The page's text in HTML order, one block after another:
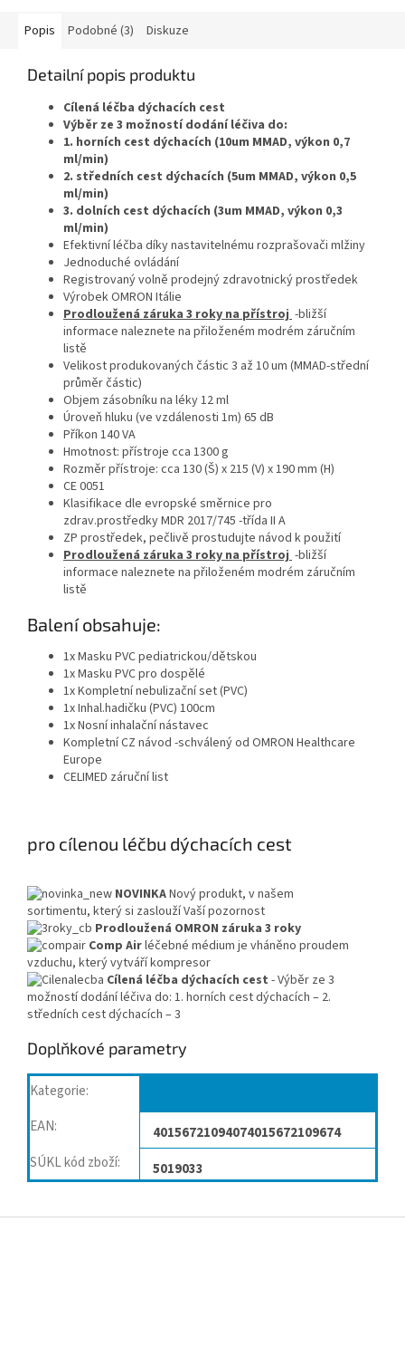
Popis Podobné (3) Diskuze
Detailní popis produktu
Cílená léčba dýchacích cest
Výběr ze 3 možností dodání léčiva do:
1. horních cest dýchacích (10um MMAD, výkon 0,7
ml/min)
2. středních cest dýchacích (5um MMAD, výkon 0,5
ml/min)
3. dolních cest dýchacích (3um MMAD, výkon 0,3
ml/min)
Efektivní léčba díky nastavitelnému rozprašovači mlžiny
Jednoduché ovládání
Registrovaný volně prodejný zdravotnický prostředek
Výrobek OMRON Itálie
Prodloužená záruka 3 roky na přístroj-bližší
informace naleznete na přiloženém modrém záručním
listě
Velikost produkovaných částic 3 až 10 um (MMAD-střední
průměr částic)
Objem zásobníku na léky 12 ml
Úroveň hluku (ve vzdálenosti 1m) 65 dB
Příkon 140 VA
Hmotnost: přístroje cca 1300 g
Rozměr přístroje: cca 130 (Š) x 215 (V) x 190 mm (H)
CE 0051
Klasifikace dle evropské směrnice pro
zdrav.prostředky MDR 2017/745 -třída II A
ZP prostředek, pečlivě prostudujte návod k použití
Prodloužená záruka 3 roky na přístroj-bližší
informace naleznete na přiloženém modrém záručním
listě
Balení obsahuje:
1x Masku PVC pediatrickou/dětskou
1x Masku PVC pro dospělé
1x Kompletní nebulizační set (PVC)
1x Inhal.hadičku (PVC) 100cm
1x Nosní inhalační nástavec
Kompletní CZ návod -schválený od OMRON Healthcare
Europe
CELIMED záruční list
pro cílenou léčbu dýchacích cest
NOVINKANový produkt, v našem
sortimentu, který si zaslouží Vaší pozornost
Prodloužená OMRON záruka 3 roky
Comp Airléčebné médium je vháněno proudem
vzduchu, který vytváří kompresor
Cílená léčba dýchacích cest - Výběr ze 3
možností dodání léčiva do: 1. horních cest dýchacích – 2.
středních cest dýchacích – 3
Doplňkové parametry
Kategorie:
EAN:
40156721094074015672109674
SÚKL kód zboží: 5019033